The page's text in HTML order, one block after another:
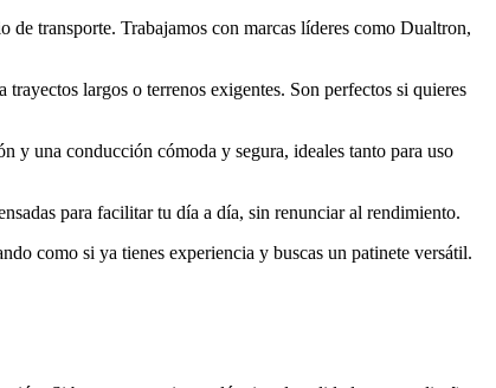
de transporte. Trabajamos con marcas líderes como Dualtron,
largos o terrenos exigentes. Son perfectos si quieres
y una conducción cómoda y segura, ideales tanto para uso
para facilitar tu día a día, sin renunciar al rendimiento.
como si ya tienes experiencia y buscas un patinete versátil.